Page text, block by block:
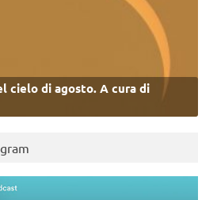
cielo di agosto. A cura di